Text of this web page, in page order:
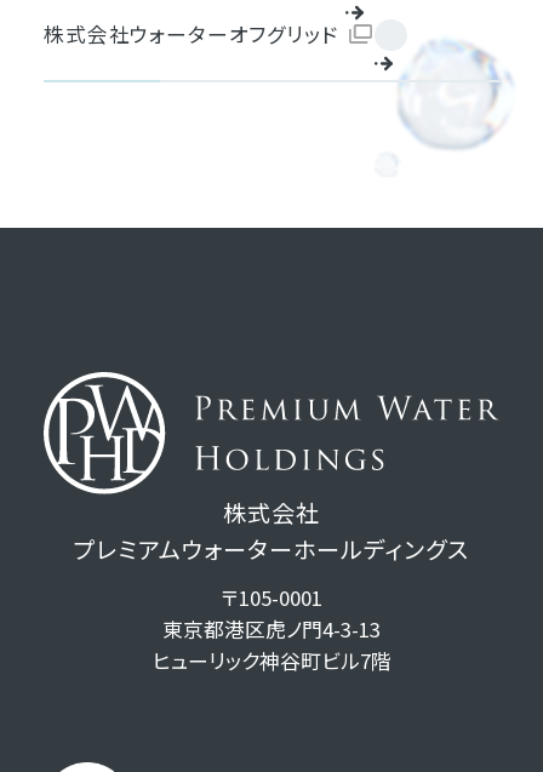
株式会社ウォーターオフグリッド
株式会社
プレミアムウォーターホールディングス
〒105-0001
東京都港区虎ノ門4-3-13
ヒューリック神谷町ビル7階